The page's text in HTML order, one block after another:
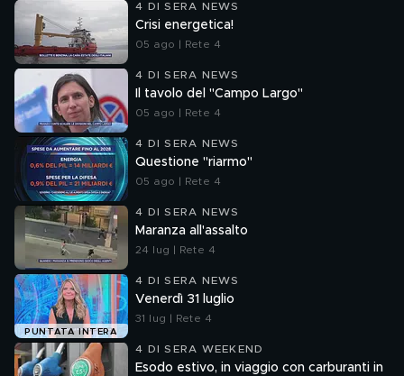
4 DI SERA NEWS
Crisi energetica!
05 ago | Rete 4
4 DI SERA NEWS
Il tavolo del "Campo Largo"
05 ago | Rete 4
4 DI SERA NEWS
Questione "riarmo"
05 ago | Rete 4
4 DI SERA NEWS
Maranza all'assalto
24 lug | Rete 4
PUNTATA INTERA
4 DI SERA NEWS
Venerdì 31 luglio
31 lug | Rete 4
4 DI SERA WEEKEND
Esodo estivo, in viaggio con carburanti in